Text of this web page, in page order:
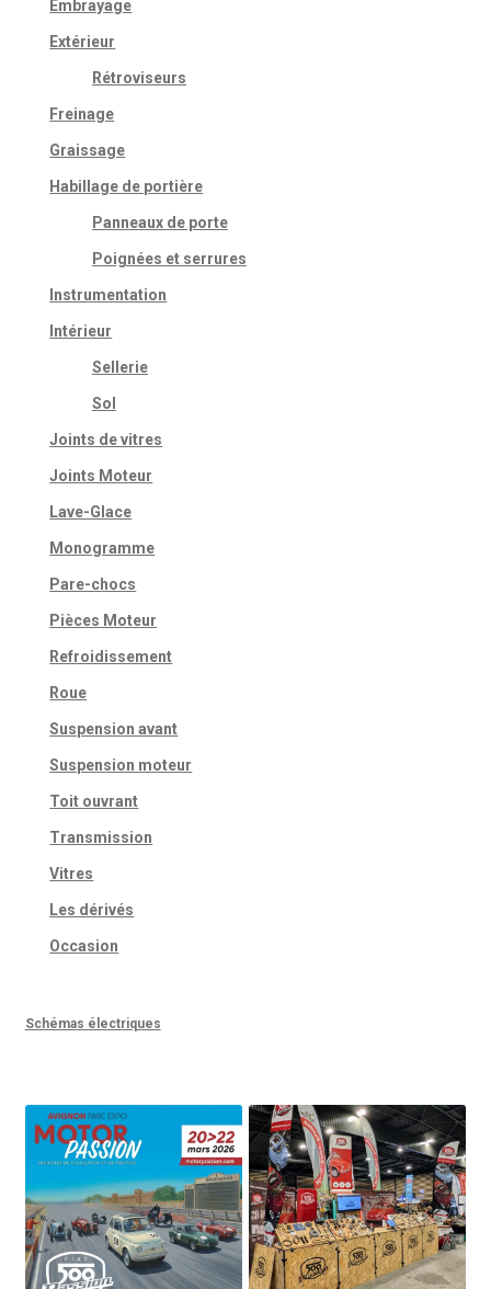
Embrayage
Extérieur
Rétroviseurs
Freinage
Graissage
Habillage de portière
Panneaux de porte
Poignées et serrures
Instrumentation
Intérieur
Sellerie
Sol
Joints de vitres
Joints Moteur
Lave-Glace
Monogramme
Pare-chocs
Pièces Moteur
Refroidissement
Roue
Suspension avant
Suspension moteur
Toit ouvrant
Transmission
Vitres
Les dérivés
Occasion
Schémas électriques